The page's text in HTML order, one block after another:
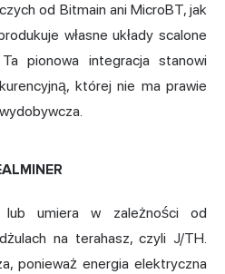
od Bitmain ani MicroBT, jak
własne układy scalone
pionowa integracja stanowi
której nie ma prawie
lub umiera w zależności od
na terahasz, czyli J/TH.
ponieważ energia elektryczna